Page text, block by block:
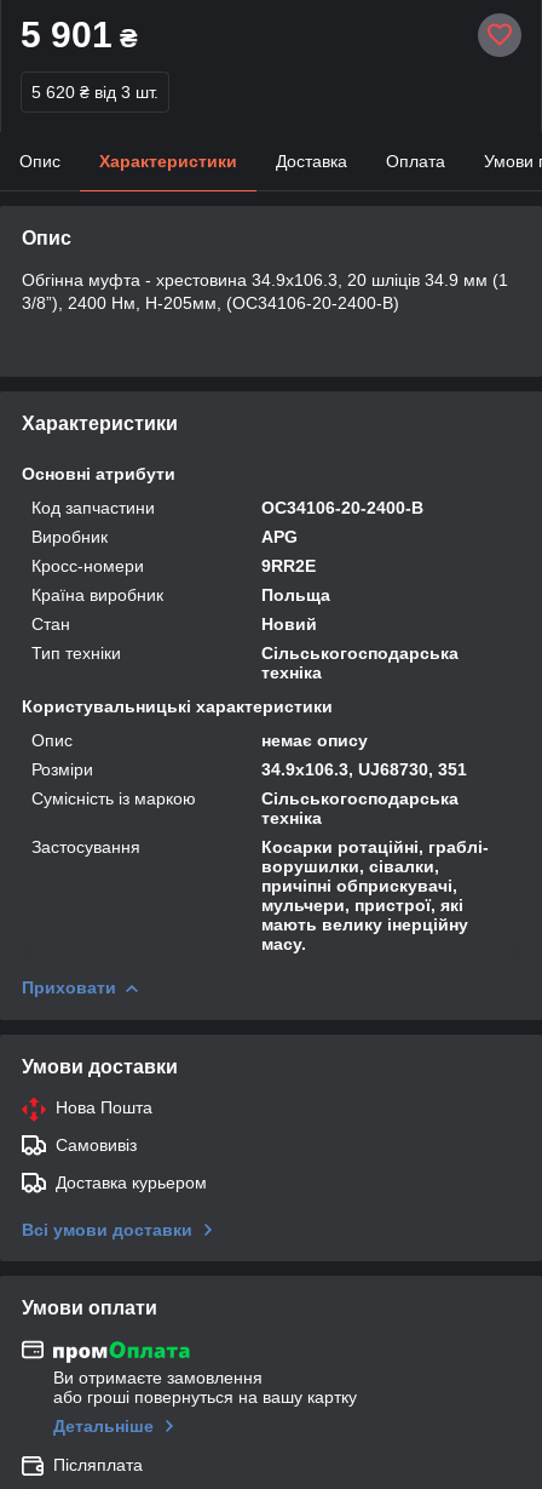
5 901 ₴
5 620 ₴ від 3 шт.
Опис Характеристики Доставка Оплата Умови
Опис
Обгінна муфта - хрестовина 34.9х106.3, 20 шліців 34.9 мм (1
3/8”), 2400 Нм, H-205мм, (OC34106-20-2400-B)
Характеристики
Основні атрибути
Код запчастини
OC34106-20-2400-B
Виробник
APG
Кросс-номери
9RR2E
Країна виробник
Польща
Стан
Новий
Тип техніки
Сільськогосподарська
техніка
Користувальницькі характеристики
Опис
немає опису
Розміри
34.9x106.3, UJ68730, 351
Сумісність із маркою
Сільськогосподарська
техніка
Застосування
Косарки ротаційні, граблі-
ворушилки, сівалки,
причіпні обприскувачі,
мульчери, пристрої, які
мають велику інерційну
масу.
Приховати
Умови доставки
Нова Пошта
Самовивіз
Доставка курьером
Всі умови доставки
Умови оплати
Ви отримаєте замовлення
або гроші повернуться на вашу картку
Детальніше
Післяплата